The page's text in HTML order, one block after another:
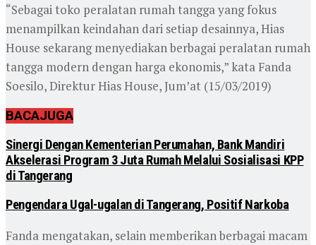
“Sebagai toko peralatan rumah tangga yang fokus
menampilkan keindahan dari setiap desainnya, Hias
House sekarang menyediakan berbagai peralatan rumah
tangga modern dengan harga ekonomis,” kata Fanda
Soesilo, Direktur Hias House, Jum’at (15/03/2019)
BACAJUGA
Sinergi Dengan Kementerian Perumahan, Bank Mandiri
Akselerasi Program 3 Juta Rumah Melalui Sosialisasi KPP
di Tangerang
Pengendara Ugal-ugalan di Tangerang, Positif Narkoba
Fanda mengatakan, selain memberikan berbagai macam